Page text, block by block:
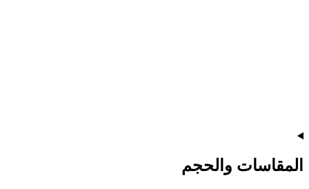
المقاسات والحجم